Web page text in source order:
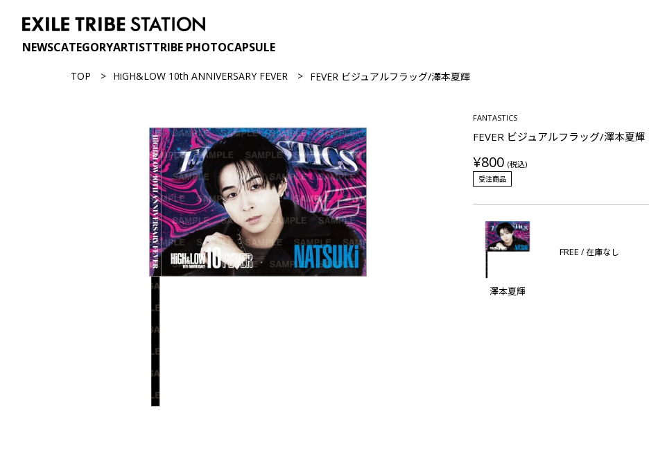
NEWSCATEGORYARTISTTRIBE PHOTOCAPSULE
TOP HiGH&LOW 10th ANNIVERSARY FEVER FEVER ビジュアルフラッグ/澤本夏輝
FANTASTICS
FEVER ビジュアルフラッグ/澤本夏輝
¥800 (税込)
受注商品
澤本夏輝
FREE / 在庫なし